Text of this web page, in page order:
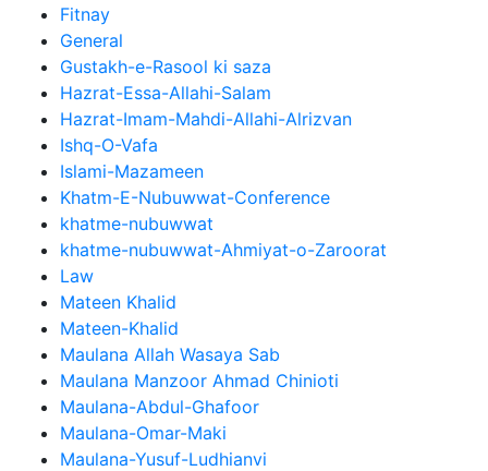
Fitnay
General
Gustakh-e-Rasool ki saza
Hazrat-Essa-Allahi-Salam
Hazrat-Imam-Mahdi-Allahi-Alrizvan
Ishq-O-Vafa
Islami-Mazameen
Khatm-E-Nubuwwat-Conference
khatme-nubuwwat
khatme-nubuwwat-Ahmiyat-o-Zaroorat
Law
Mateen Khalid
Mateen-Khalid
Maulana Allah Wasaya Sab
Maulana Manzoor Ahmad Chinioti
Maulana-Abdul-Ghafoor
Maulana-Omar-Maki
Maulana-Yusuf-Ludhianvi